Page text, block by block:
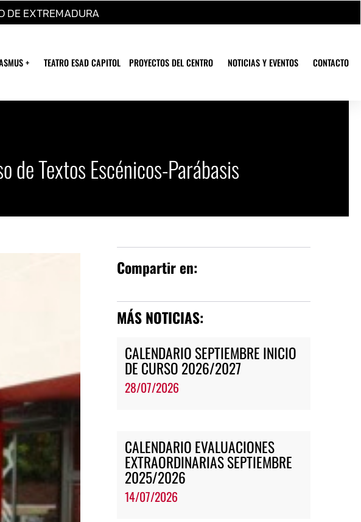
DE EXTREMADURA
+ TEATRO ESAD CAPITOL PROYECTOS DEL CENTRO NOTICIAS Y EVENTOS CONTACTO
de Textos Escénicos-Parábasis
Compartir en:
MÁS NOTICIAS:
CALENDARIO SEPTIEMBRE INICIO
DE CURSO 2026/2027
28/07/2026
CALENDARIO EVALUACIONES
EXTRAORDINARIAS SEPTIEMBRE
2025/2026
14/07/2026